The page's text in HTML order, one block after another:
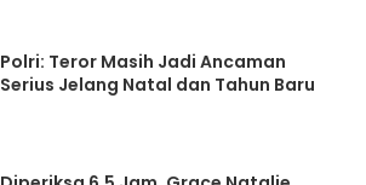
Polri: Teror Masih Jadi Ancaman
Serius Jelang Natal dan Tahun Baru